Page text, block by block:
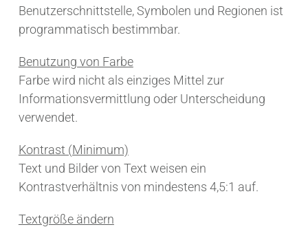
Benutzerschnittstelle, Symbolen und Regionen ist
programmatisch bestimmbar.
Benutzung von Farbe
Farbe wird nicht als einziges Mittel zur
Informationsvermittlung oder Unterscheidung
verwendet.
Kontrast (Minimum)
Text und Bilder von Text weisen ein
Kontrastverhältnis von mindestens 4,5:1 auf.
Textgröße ändern